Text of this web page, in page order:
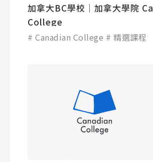
加拿大BC學校│加拿大學院
College
Canadian College 精選課程